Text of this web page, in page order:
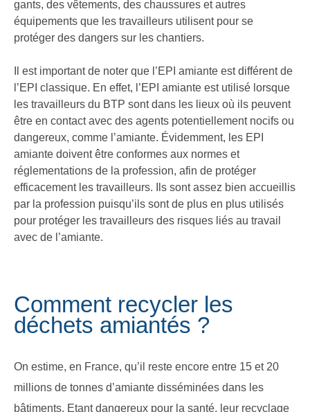
gants, des vêtements, des chaussures et autres
équipements que les travailleurs utilisent pour se
protéger des dangers sur les chantiers.
Il est important de noter que l’EPI amiante est différent de
l’EPI classique. En effet, l’EPI amiante est utilisé lorsque
les travailleurs du BTP sont dans les lieux où ils peuvent
être en contact avec des agents potentiellement nocifs ou
dangereux, comme l’amiante. Évidemment, les EPI
amiante doivent être conformes aux normes et
réglementations de la profession, afin de protéger
efficacement les travailleurs. Ils sont assez bien accueillis
par la profession puisqu’ils sont de plus en plus utilisés
pour protéger les travailleurs des risques liés au travail
avec de l’amiante.
Comment recycler les
déchets amiantés ?
On estime, en France, qu’il reste encore entre 15 et 20
millions de tonnes d’amiante disséminées dans les
bâtiments. Etant dangereux pour la santé, leur recyclage